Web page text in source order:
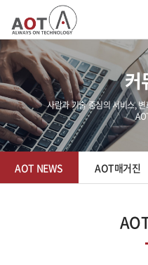
커
사람과 기술 중심의 서비스,
AOT NEWS AOT매거진